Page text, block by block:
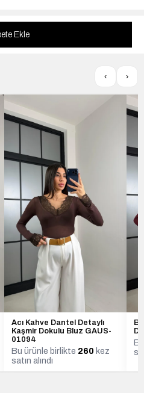
‹ ›
Acı Kahve Dantel Detaylı
Kaşmir Dokulu Bluz GAUS-
01094
Bu ürünle birlikte 260 kez
satın alındı